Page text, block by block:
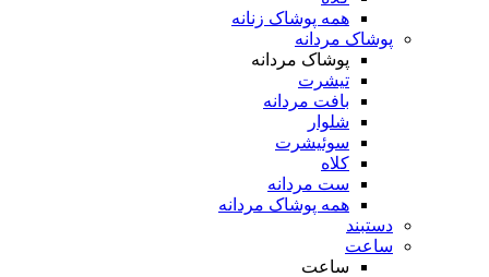
همه پوشاک زنانه
پوشاک مردانه
پوشاک مردانه
تیشرت
بافت مردانه
شلوار
سوئیشرت
کلاه
ست مردانه
همه پوشاک مردانه
دستبند
ساعت
ساعت